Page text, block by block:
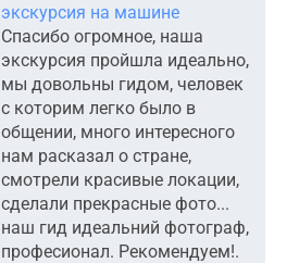
экскурсия на машине
Спасибо огромное, наша
экскурсия пройшла идеально,
мы довольны гидом, человек
с которим легко было в
общении, много интересного
нам расказал о стране,
смотрели красивые локации,
сделали прекрасные фото...
наш гид идеальний фотограф,
професионал. Рекомендуем!.